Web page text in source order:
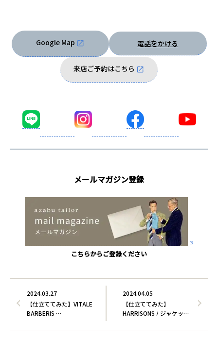
Google Map 電話をかける
来店ご予約はこちら
メールマガジン登録
こちらからご登録ください
2024.04.05
【仕立ててみた】
HARRISONS / ジャケッ…
2024.03.27
【仕立ててみた】VITALE
BARBERIS …